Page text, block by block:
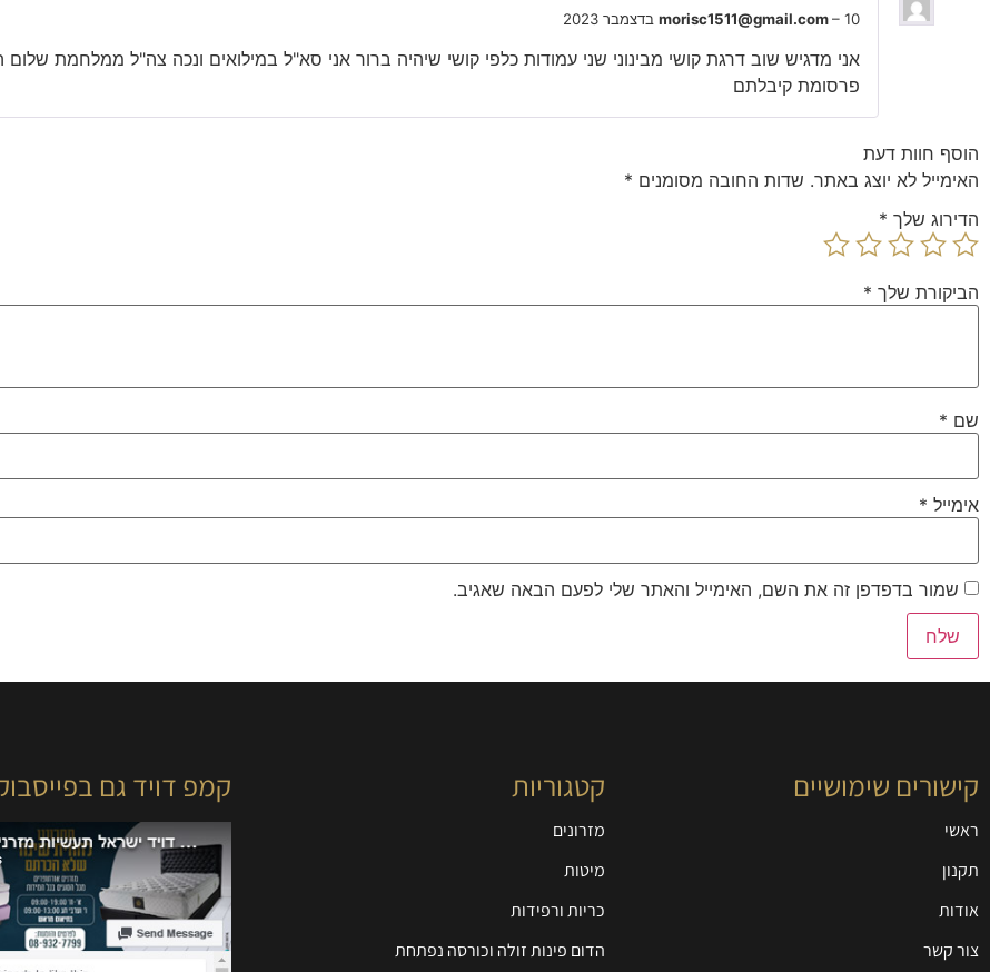
morisc1511@gmail.com– 10 בדצמבר 2023
אני מדגיש שוב דרגת קושי מבינוני שני עמודות כלפי קושי שיהיה ברור אני סא"ל במילואים ונכה צה"ל ממלחמת
פרסומת קיבלתם
הוסף חוות דעת
האימייל לא יוצג באתר. שדות החובה מסומנים *
הדירוג שלך *
הביקורת שלך *
שם *
אימייל *
שמור בדפדפן זה את השם, האימייל והאתר שלי לפעם הבאה שאגיב.
קישורים שימושיים
ראשי
תקנון
אודות
צור קשר
קטגוריות
מזרונים
מיטות
כריות ורפידות
הדום פינות זולה וכורסה נפתחת
קמפ דויד גם